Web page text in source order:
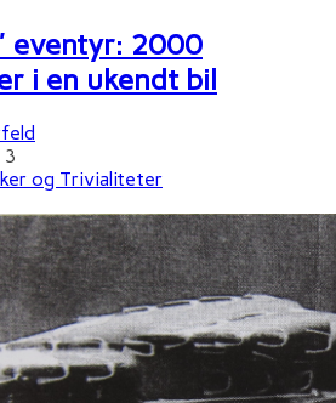
eventyr: 2000
i en ukendt bil
og Trivialiteter